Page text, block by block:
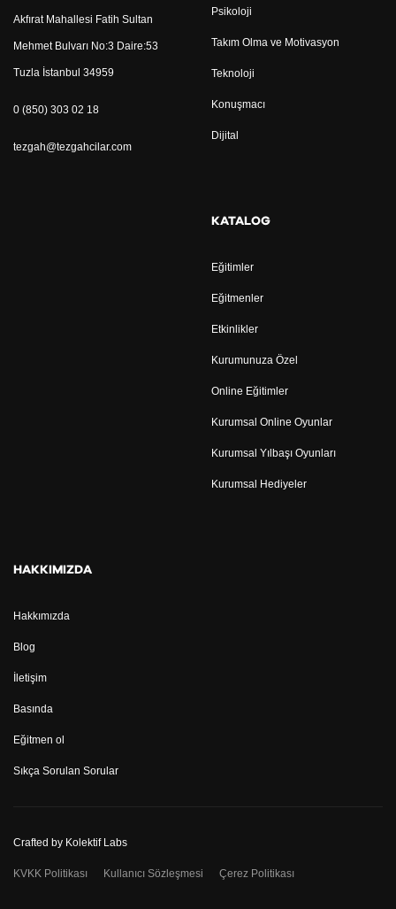
Akfırat Mahallesi Fatih Sultan
Mehmet Bulvarı No:3 Daire:53
Tuzla İstanbul 34959
0 (850) 303 02 18
tezgah@tezgahcilar.com
Psikoloji
Takım Olma ve Motivasyon
Teknoloji
Konuşmacı
Dijital
KATALOG
Eğitimler
Eğitmenler
Etkinlikler
Kurumunuza Özel
Online Eğitimler
Kurumsal Online Oyunlar
Kurumsal Yılbaşı Oyunları
Kurumsal Hediyeler
HAKKIMIZDA
Hakkımızda
Blog
İletişim
Basında
Eğitmen ol
Sıkça Sorulan Sorular
Crafted by Kolektif Labs
KVKK Politikası Kullanıcı Sözleşmesi Çerez Politikası